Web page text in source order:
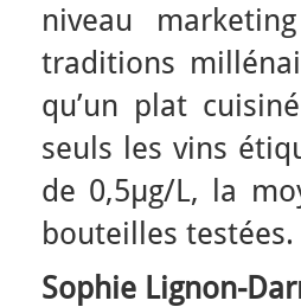
niveau
traditions
qu’un plat
seuls les vins
de 0,5µg/L, la
bouteilles testées.
Sophie Lignon-